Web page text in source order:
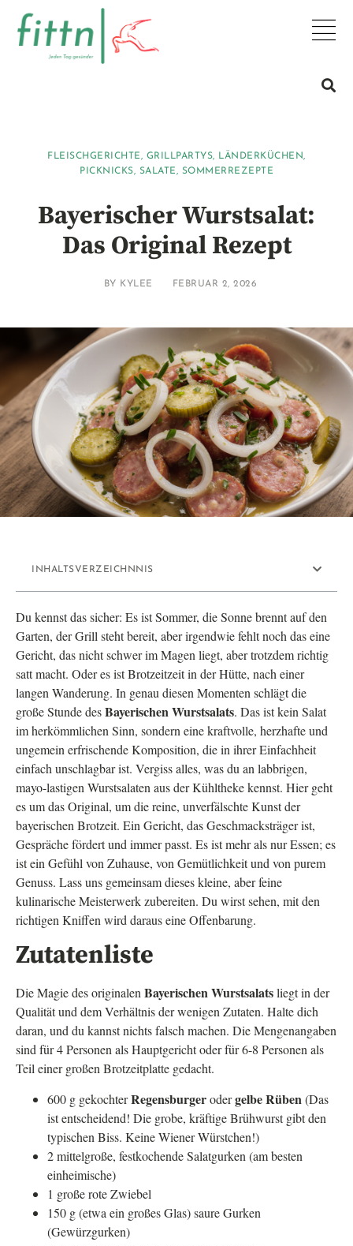
FLEISCHGERICHTE, GRILLPARTYS, LÄNDERKÜCHEN,
PICKNICKS, SALATE, SOMMERREZEPTE
Bayerischer Wurstsalat:
Das Original Rezept
BY KYLEE FEBRUAR 2, 2026
INHALTSVERZEICHNNIS
Du kennst das sicher: Es ist Sommer, die Sonne brennt auf den
Garten, der Grill steht bereit, aber irgendwie fehlt noch das eine
Gericht, das nicht schwer im Magen liegt, aber trotzdem richtig
satt macht. Oder es ist Brotzeitzeit in der Hütte, nach einer
langen Wanderung. In genau diesen Momenten schlägt die
große Stunde desBayerischen Wurstsalats. Das ist kein Salat
im herkömmlichen Sinn, sondern eine kraftvolle, herzhafte und
ungemein erfrischende Komposition, die in ihrer Einfachheit
einfach unschlagbar ist. Vergiss alles, was du an labbrigen,
mayo-lastigen Wurstsalaten aus der Kühltheke kennst. Hier geht
es um das Original, um die reine, unverfälschte Kunst der
bayerischen Brotzeit. Ein Gericht, das Geschmacksträger ist,
Gespräche fördert und immer passt. Es ist mehr als nur Essen; es
ist ein Gefühl von Zuhause, von Gemütlichkeit und von purem
Genuss. Lass uns gemeinsam dieses kleine, aber feine
kulinarische Meisterwerk zubereiten. Du wirst sehen, mit den
richtigen Kniffen wird daraus eine Offenbarung.
Zutatenliste
Die Magie des originalenBayerischen Wurstsalatsliegt in der
Qualität und dem Verhältnis der wenigen Zutaten. Halte dich
daran, und du kannst nichts falsch machen. Die Mengenangaben
sind für 4 Personen als Hauptgericht oder für 6-8 Personen als
Teil einer großen Brotzeitplatte gedacht.
600 g gekochterRegensburgerodergelbe Rüben(Das
ist entscheidend! Die grobe, kräftige Brühwurst gibt den
typischen Biss. Keine Wiener Würstchen!)
2 mittelgroße, festkochende Salatgurken (am besten
einheimische)
1 große rote Zwiebel
150 g (etwa ein großes Glas) saure Gurken
(Gewürzgurken)